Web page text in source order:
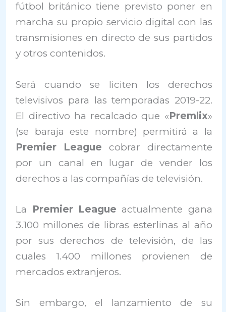
fútbol británico tiene previsto poner en
marcha su propio servicio digital con las
transmisiones en directo de sus partidos
y otros contenidos.
Será cuando se liciten los derechos
televisivos para las temporadas 2019-22.
El directivo ha recalcado que «Premlix»
(se baraja este nombre) permitirá a la
Premier League cobrar directamente
por un canal en lugar de vender los
derechos a las compañías de televisión.
La Premier League actualmente gana
3.100 millones de libras esterlinas al año
por sus derechos de televisión, de las
cuales 1.400 millones provienen de
mercados extranjeros.
Sin embargo, el lanzamiento de su